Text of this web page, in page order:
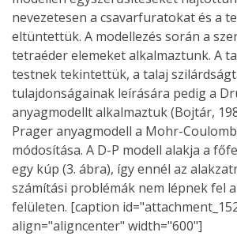
nevezetesen a csavarfuratokat és a
eltüntettük. A modellezés során a
tetraéder elemeket alkalmaztunk. A
testnek tekintettük, a talaj
tulajdonságainak leírására pedig a
anyagmodellt alkalmaztuk (Bojtár,
Prager anyagmodell a Mohr-
módosítása. A D-P modell alakja a
egy kúp (3. ábra), így ennél az
számítási problémák nem lépnek fel
felületen. [caption
align="aligncenter" width="600"]